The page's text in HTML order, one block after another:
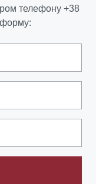
телефону +38